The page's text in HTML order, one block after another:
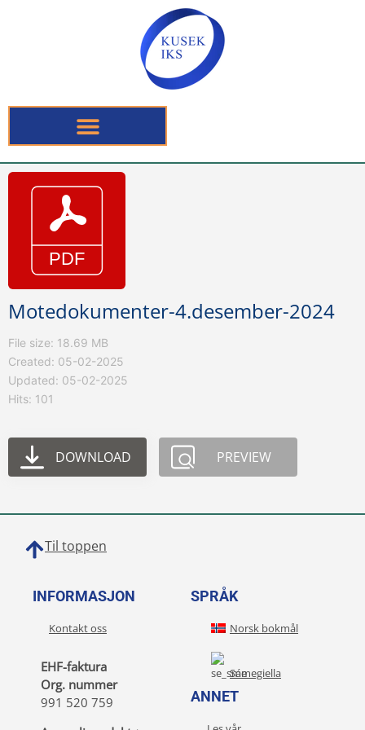
Motedokumenter-4.desember-2024
File size: 18.69 MB
Created: 05-02-2025
Updated: 05-02-2025
Hits: 101
DOWNLOAD PREVIEW
Til toppen
INFORMASJON
Kontakt oss
EHF-faktura
Org. nummer
991 520 759
SPRÅK
Norsk bokmål
Sámegiella
ANNET